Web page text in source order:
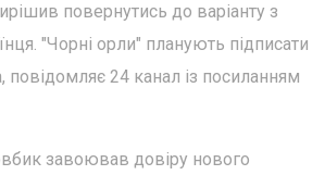
повернутись до варіанту з
"Чорні орли" планують підписати
повідомляє 24 канал із посиланням
завоював довіру нового